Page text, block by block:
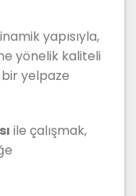
yapısıyla,
yönelik kaliteli
yelpaze
ile çalışmak,